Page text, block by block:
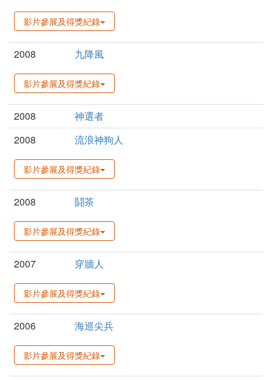
影片參展及得獎紀錄
2008 九降風
影片參展及得獎紀錄
2008
神選者
2008
流浪神狗人
影片參展及得獎紀錄
2008 鬪茶
影片參展及得獎紀錄
2007 穿牆人
影片參展及得獎紀錄
2006 海巡尖兵
影片參展及得獎紀錄